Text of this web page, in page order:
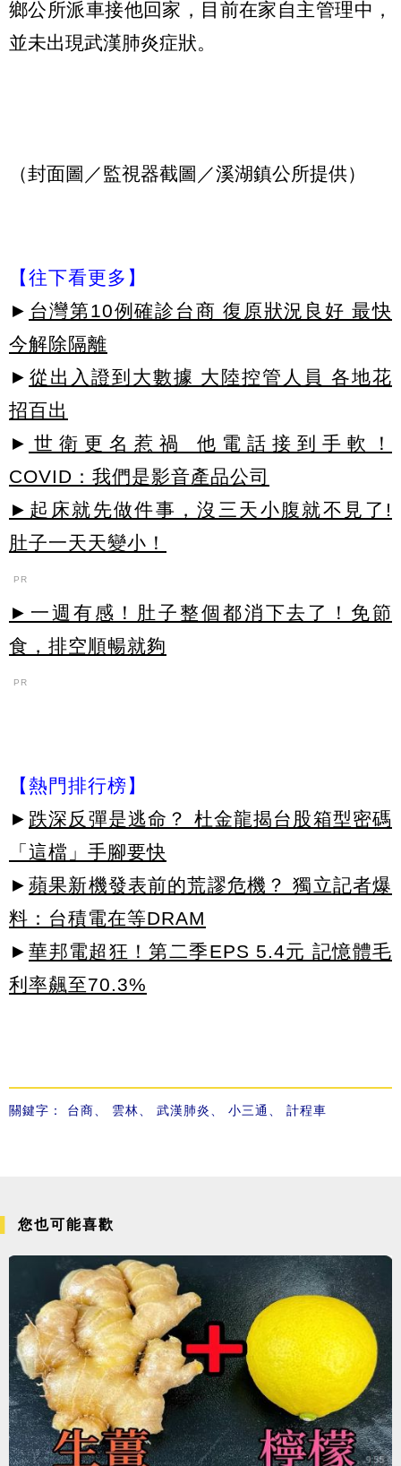
鄉公所派車接他回家，目前在家自主管理中，
並未出現武漢肺炎症狀。
（封面圖／監視器截圖／溪湖鎮公所提供）
【往下看更多】
► 台灣第10例確診台商 復原狀況良好 最快
今解除隔離
► 從出入證到大數據 大陸控管人員 各地花
招百出
► 世衛更名惹禍 他電話接到手軟！
COVID：我們是影音產品公司
►起床就先做件事，沒三天小腹就不見了!
肚子一天天變小！
PR
►一週有感！肚子整個都消下去了！免節
食，排空順暢就夠
PR
【熱門排行榜】
► 跌深反彈是逃命？ 杜金龍揭台股箱型密碼
「這檔」手腳要快
► 蘋果新機發表前的荒謬危機？ 獨立記者爆
料：台積電在等DRAM
► 華邦電超狂！第二季EPS 5.4元 記憶體毛
利率飆至70.3%
關鍵字： 台商、 雲林、 武漢肺炎、 小三通 、 計程車
您也可能喜歡